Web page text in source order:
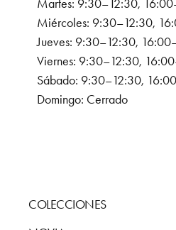
Martes: 9:30–12:30,
Miércoles: 9:30–12:30,
Jueves: 9:30–12:30,
Viernes: 9:30–12:30,
Sábado: 9:30–12:30,
Domingo: Cerrado
COLECCIONES